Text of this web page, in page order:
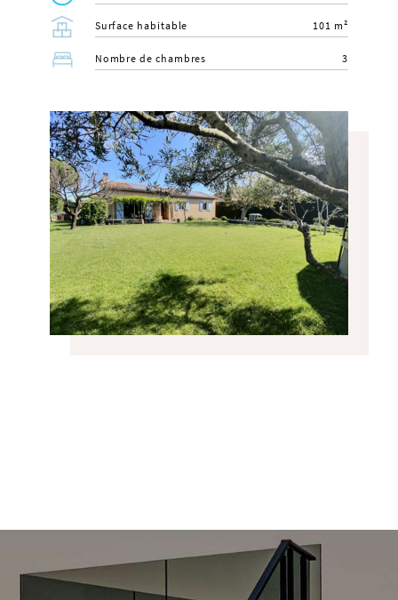
Surface habitable 101 m²
Nombre de chambres 3